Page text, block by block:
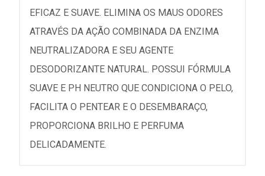
EFICAZ E SUAVE. ELIMINA OS MAUS ODORES
ATRAVÉS DA AÇÃO COMBINADA DA ENZIMA
NEUTRALIZADORA E SEU AGENTE
DESODORIZANTE NATURAL. POSSUI FÓRMULA
SUAVE E PH NEUTRO QUE CONDICIONA O PELO,
FACILITA O PENTEAR E O DESEMBARAÇO,
PROPORCIONA BRILHO E PERFUMA
DELICADAMENTE.